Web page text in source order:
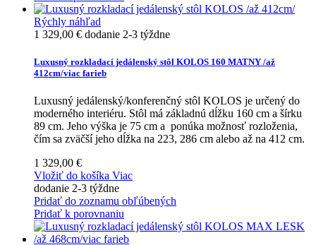
Rýchly náhľad
1 329,00 € dodanie 2-3 týždne
Luxusný rozkladací jedálenský stôl KOLOS 160 MATNY /až
412cm/viac farieb
Luxusný jedálenský/konferenčný stôl KOLOS je určený do
moderného interiéru. Stôl má základnú dĺžku 160 cm a šírku
89 cm. Jeho výška je 75 cm a ponúka možnosť rozloženia,
čím sa zväčší jeho dĺžka na 223, 286 cm alebo až na 412 cm.
1 329,00 €
Vložiť do košíka Viac
dodanie 2-3 týždne
Pridať do zoznamu obľúbených
Pridať k porovnaniu